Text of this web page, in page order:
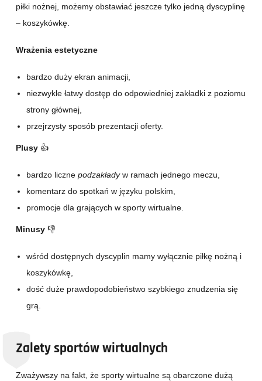
piłki nożnej, możemy obstawiać jeszcze tylko jedną dyscyplinę
– koszykówkę.
Wrażenia estetyczne
bardzo duży ekran animacji,
niezwykle łatwy dostęp do odpowiedniej zakładki z poziomu
strony głównej,
przejrzysty sposób prezentacji oferty.
Plusy 👍
bardzo liczne podzakładyw ramach jednego meczu,
komentarz do spotkań w języku polskim,
promocje dla grających w sporty wirtualne.
Minusy 👎
wśród dostępnych dyscyplin mamy wyłącznie piłkę nożną i
koszykówkę,
dość duże prawdopodobieństwo szybkiego znudzenia się
grą.
Zalety sportów wirtualnych
Zważywszy na fakt, że sporty wirtualne są obarczone dużą